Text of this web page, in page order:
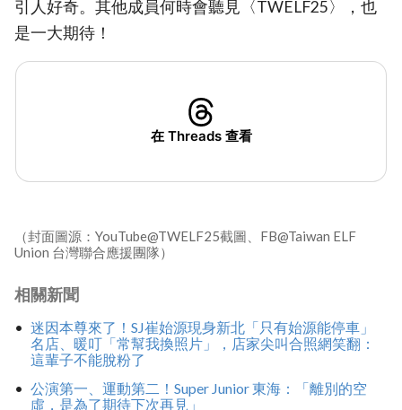
引人好奇。其他成員何時會聽見〈TWELF25〉，也
是一大期待！
在 Threads 查看
（封面圖源：YouTube@TWELF25截圖、FB@Taiwan ELF
Union 台灣聯合應援團隊）
相關新聞
迷因本尊來了！SJ崔始源現身新北「只有始源能停車」
名店、暖叮「常幫我換照片」，店家尖叫合照網笑翻：
這輩子不能脫粉了
公演第一、運動第二！Super Junior 東海：「離別的空
虛，是為了期待下次再見」